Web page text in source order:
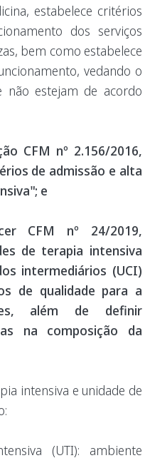
estabelece critérios
dos serviços
bem como estabelece
vedando o
não estejam de acordo
CFM nº 2.156/2016,
de admissão e alta
e
CFM nº 24/2019,
de terapia intensiva
intermediários (UCI)
de qualidade para a
além de definir
na composição da
intensiva e unidade de
(UTI): ambiente